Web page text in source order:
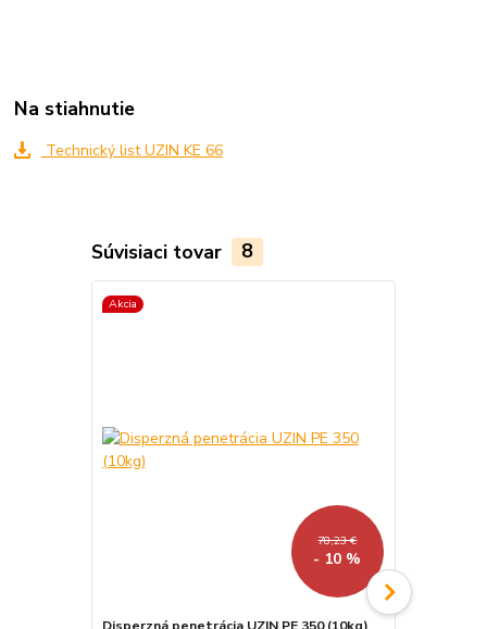
Na stiahnutie
Technický list UZIN KE 66
Súvisiaci tovar 8
Akcia
78,23 €
- 10 %